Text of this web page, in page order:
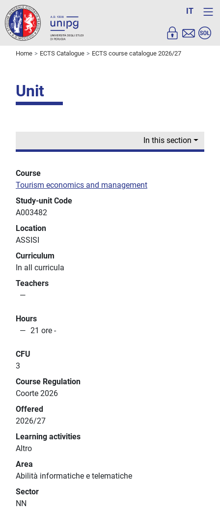
IT
Home ECTS Catalogue ECTS course catalogue 2026/27
Unit
In this section
Course
Tourism economics and management
Study-unit Code
A003482
Location
ASSISI
Curriculum
In all curricula
Teachers
Hours
21 ore -
CFU
3
Course Regulation
Coorte 2026
Offered
2026/27
Learning activities
Altro
Area
Abilità informatiche e telematiche
Sector
NN